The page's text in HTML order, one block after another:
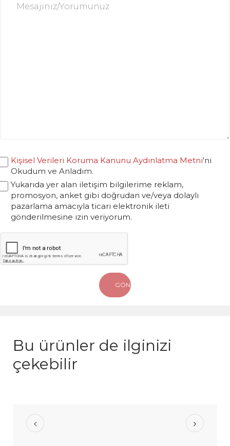
Kişisel Verileri Koruma Kanunu Aydınlatma Metni'ni
Okudum ve Anladım.
Yukarıda yer alan iletişim bilgilerime reklam,
promosyon, anket gibi doğrudan ve/veya dolaylı
pazarlama amacıyla ticari elektronik ileti
gönderilmesine izin veriyorum.
Bu ürünler de ilginizi
çekebilir